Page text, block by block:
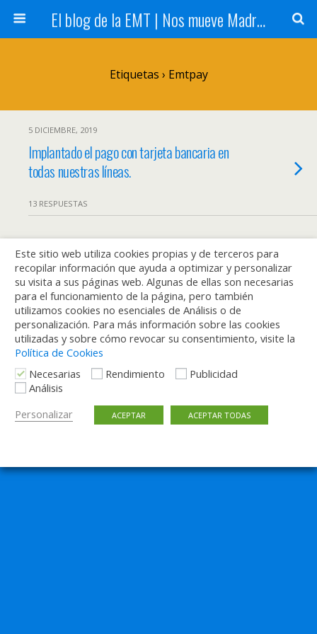
El blog de la EMT | Nos mueve Madrid
Etiquetas › Emtpay
5 DICIEMBRE, 2019
Implantado el pago con tarjeta bancaria en
todas nuestras líneas.
13 RESPUESTAS
Volver arriba
Móvil Escritorio
Este sitio web utiliza cookies propias y de terceros para
recopilar información que ayuda a optimizar y personalizar
su visita a sus páginas web. Algunas de ellas son necesarias
para el funcionamiento de la página, pero también
utilizamos cookies no esenciales de Análisis o de
personalización. Para más información sobre las cookies
utilizadas y sobre cómo revocar su consentimiento, visite la
Política de Cookies
Necesarias
Rendimiento
Publicidad
Análisis
Personalizar
ACEPTAR ACEPTAR TODAS